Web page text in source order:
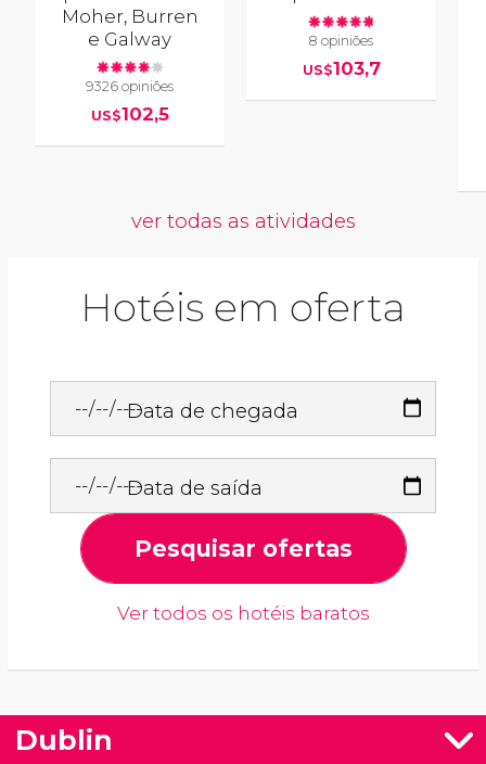
Moher, Burren
e Galway
9326 opiniões
US$102,5
8 opiniões
US$103,7
ver todas as atividades
Hotéis em oferta
Data de chegada
Data de saída
Pesquisar ofertas
Ver todos os hotéis baratos
Dublin